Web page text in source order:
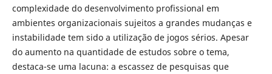
complexidade do desenvolvimento profissional em
ambientes organizacionais sujeitos a grandes mudanças e
instabilidade tem sido a utilização de jogos sérios. Apesar
do aumento na quantidade de estudos sobre o tema,
destaca-se uma lacuna: a escassez de pesquisas que